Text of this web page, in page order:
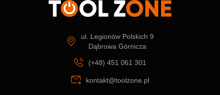
ul. Legionów Polskich 9
Dąbrowa Górnicza
(+48) 451 061 301
kontakt@toolzone.pl